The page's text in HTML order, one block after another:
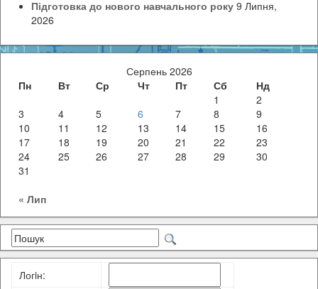
Підготовка до нового навчального року 9 Липня,
2026
Серпень 2026
Пн
Вт Ср Чт Пт Сб
Нд
1
2
3
4 5 6 7 8
9
10
11 12 13 14 15
16
17
18 19 20 21 22
23
24
25 26 27 28 29
30
31
« Лип
Логiн: